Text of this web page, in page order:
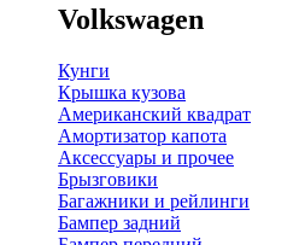
Volkswagen
Кунги
Крышка кузова
Американский квадрат
Амортизатор капота
Аксессуары и прочее
Брызговики
Багажники и рейлинги
Бампер задний